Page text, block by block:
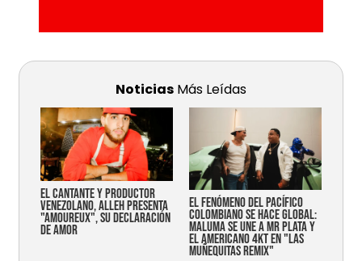
Noticias Más Leídas
EL CANTANTE Y PRODUCTOR
VENEZOLANO, ALLEH PRESENTA
"AMOUREUX", SU DECLARACIÓN
DE AMOR
EL FENÓMENO DEL PACÍFICO
COLOMBIANO SE HACE GLOBAL:
MALUMA SE UNE A MR PLATA Y
EL AMERICANO 4KT EN "LAS
MUÑEQUITAS REMIX"